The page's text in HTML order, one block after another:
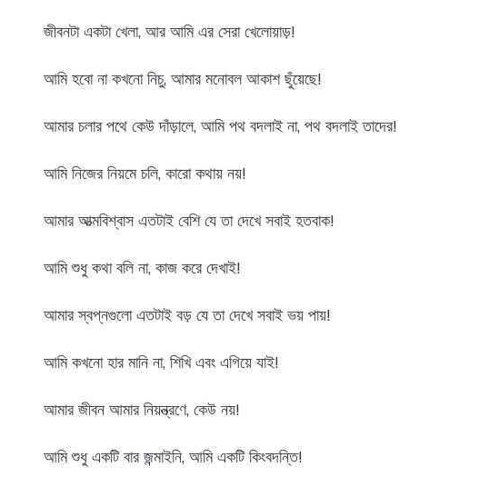
জীবনটা একটা খেলা, আর আমি এর সেরা খেলোয়াড়!
আমি হবো না কখনো নিচু, আমার মনোবল আকাশ ছুঁয়েছে!
আমার চলার পথে কেউ দাঁড়ালে, আমি পথ বদলাই না, পথ বদলাই তাদের!
আমি নিজের নিয়মে চলি, কারো কথায় নয়!
আমার আত্মবিশ্বাস এতটাই বেশি যে তা দেখে সবাই হতবাক!
আমি শুধু কথা বলি না, কাজ করে দেখাই!
আমার স্বপ্নগুলো এতটাই বড় যে তা দেখে সবাই ভয় পায়!
আমি কখনো হার মানি না, শিখি এবং এগিয়ে যাই!
আমার জীবন আমার নিয়ন্ত্রণে, কেউ নয়!
আমি শুধু একটি বার জন্মাইনি, আমি একটি কিংবদন্তি!